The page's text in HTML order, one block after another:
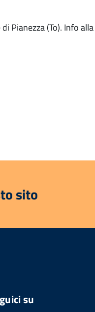
Pianezza (To). Info
sito
su